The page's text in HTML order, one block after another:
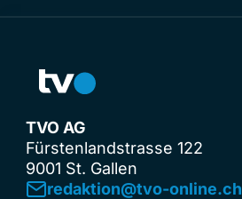
TVO AG
Fürstenlandstrasse 122
9001 St. Gallen
redaktion@tvo-online.ch